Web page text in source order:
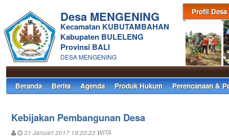
Profil Desa
Desa MENGENING
Kecamatan KUBUTAMBAHAN
Kabupaten BULELENG
Provinsi BALI
DESA MENGENING
Beranda Berita Agenda Produk Hukum Perencanaan &
Kebijakan Pembangunan Desa
31 Januari 2017 19:20:23 WITA